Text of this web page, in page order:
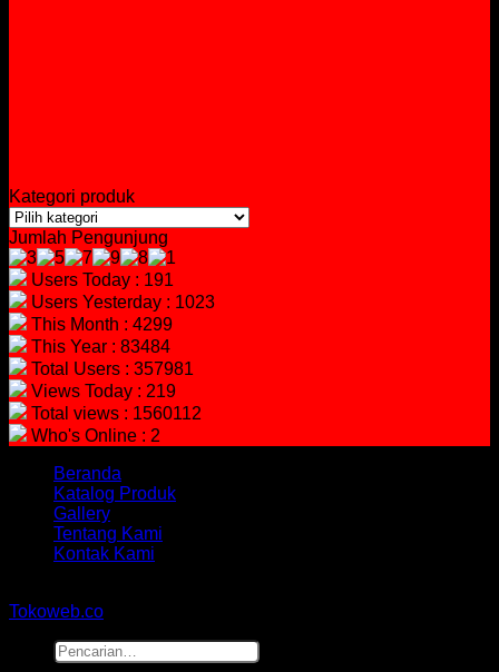
Kategori produk
Jumlah Pengunjung
Users Today : 191
Users Yesterday : 1023
This Month : 4299
This Year : 83484
Total Users : 357981
Views Today : 219
Total views : 1560112
Who's Online : 2
Beranda
Katalog Produk
Gallery
Tentang Kami
Kontak Kami
Tokoweb.co
Pencarian
untuk: